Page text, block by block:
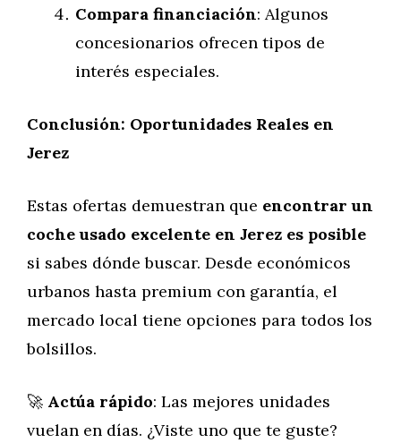
Compara financiación: Algunos
concesionarios ofrecen tipos de
interés especiales.
Conclusión: Oportunidades Reales en
Jerez
Estas ofertas demuestran que encontrar un
coche usado excelente en Jerez es posible
si sabes dónde buscar. Desde económicos
urbanos hasta premium con garantía, el
mercado local tiene opciones para todos los
bolsillos.
🚀 Actúa rápido: Las mejores unidades
vuelan en días. ¿Viste uno que te guste?